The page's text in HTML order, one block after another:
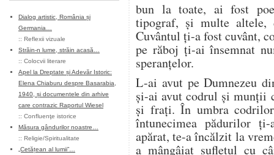
Dialog artistic, România și
Germania…
:: Reflexii vizuale
Străin-n lume, străin acasă…
:: Colocvii literare
Apel la Dreptate și Adevăr Istoric:
Elena Chiaburu despre Basarabia,
1940, și documentele din arhive
care contrazic Raportul Wiesel
:: Confluenţe istorice
Măsura gândurilor noastre…
:: Religie/Spiritualitate
„Cetățean al lumii”…
bun la toate, ai fost
tipograf, și multe
Cuvântul ți-a fost cuvânt,
pe răboj ți-ai însemnat
speranțelor.
L-ai avut pe Dumnezeu
și-ai avut codrul și munții
și frați. În umbra
întunecimea pădurilor
apărat, te-a încălzit la
a mângâiat sufletul cu